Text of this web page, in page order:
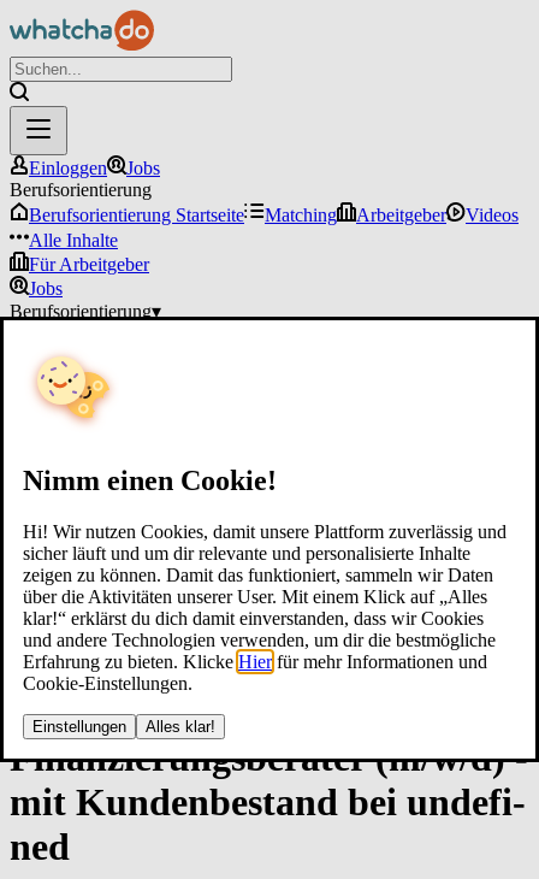
Nimm einen Cookie!
Hi! Wir nutzen Cookies, damit unsere Plattform zuverlässig und
sicher läuft und um dir relevante und personalisierte Inhalte
zeigen zu können. Damit das funktioniert, sammeln wir Daten
über die Aktivitäten unserer User. Mit einem Klick auf „Alles
klar!“ erklärst du dich damit einverstanden, dass wir Cookies
und andere Technologien verwenden, um dir die bestmögliche
Erfahrung zu bieten. Klicke Hier für mehr Informationen und
Cookie-Einstellungen.
Einstellungen Alles klar!
Einloggen
Jobs
Berufsorientierung
Berufsorientierung Startseite
Matching Arbeitgeber
Videos
Alle Inhalte
Für Arbeitgeber
Jobs
Berufsorientierung▾
Fi­nan­zie­rungs­be­ra­ter (m/w/d) ­
mit Kun­den­be­stan­d bei un­de­fi­
ned